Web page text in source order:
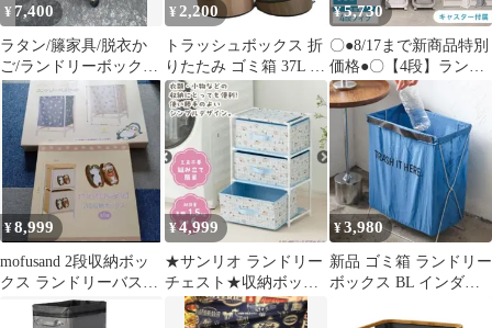
¥ 7,400
ラタン/籐家具/脱衣か
ご/ランドリーボックス/
バスケット/ラック/キャ
スター付②
¥ 2,200
トラッシュボックス 折
りたたみ ゴミ箱 37L 防
水 大容量 アウトドア
キャンプ ポップアップ
花見 ゴミ入れ キャンプ
用品 収納ボックス ラン
ドリーバスケット ダス
トボックス M0525-
FSDN-1
¥5,730
〇●8/17まで新商品特別
価格●〇【4段】ランド
リーバスケット 50L ス
リム キャスター 大容量
脱着可能 バスケット ラ
ンドリーラック 洗濯物
入れ かご 洗濯かご 洗
濯物 脱衣かご ワイヤー
ランドリー収納 ランド
リーボックス 収納 省ス
ペース おしゃれ
¥8,999
mofusand 2段収納ボッ
クス ランドリーバスケ
¥4,999
★サンリオ ランドリー
チェスト★収納ボック
ス★ブルー★3段
¥3,980
新品 ゴミ箱 ランドリー
ボックス BL インダス
物 雑貨